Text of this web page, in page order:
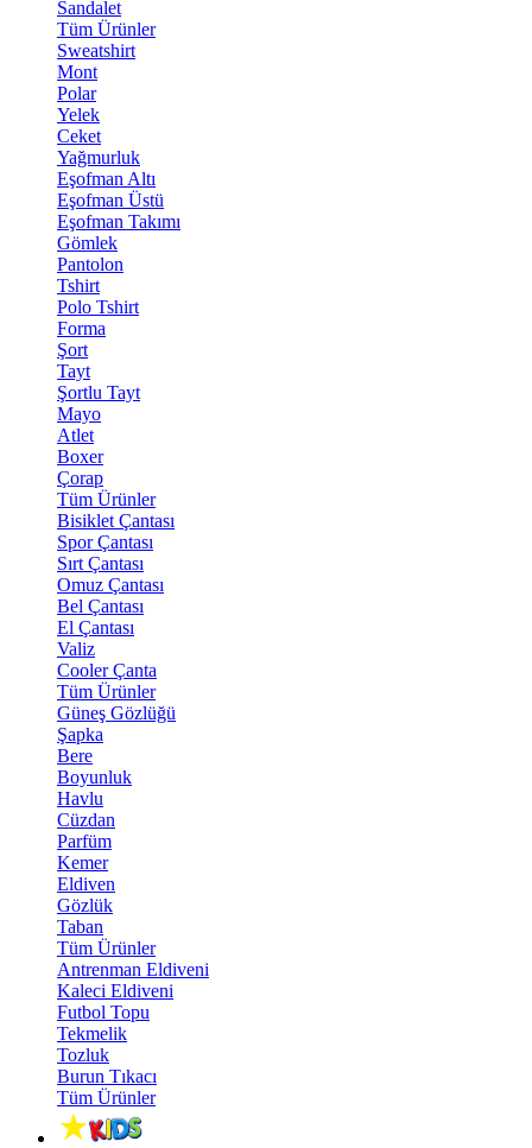
Sandalet
Tüm Ürünler
Sweatshirt
Mont
Polar
Yelek
Ceket
Yağmurluk
Eşofman Altı
Eşofman Üstü
Eşofman Takımı
Gömlek
Pantolon
Tshirt
Polo Tshirt
Forma
Şort
Tayt
Şortlu Tayt
Mayo
Atlet
Boxer
Çorap
Tüm Ürünler
Bisiklet Çantası
Spor Çantası
Sırt Çantası
Omuz Çantası
Bel Çantası
El Çantası
Valiz
Cooler Çanta
Tüm Ürünler
Güneş Gözlüğü
Şapka
Bere
Boyunluk
Havlu
Cüzdan
Parfüm
Kemer
Eldiven
Gözlük
Taban
Tüm Ürünler
Antrenman Eldiveni
Kaleci Eldiveni
Futbol Topu
Tekmelik
Tozluk
Burun Tıkacı
Tüm Ürünler